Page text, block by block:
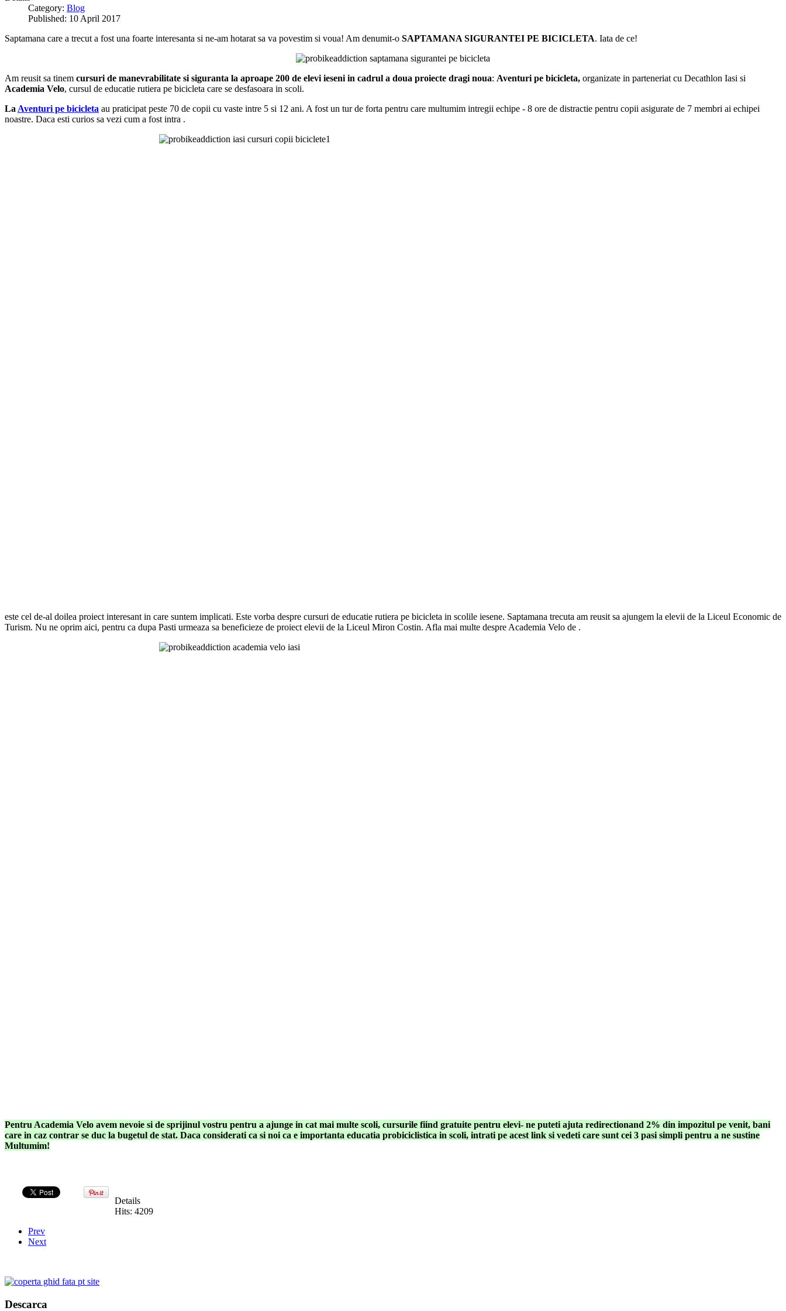
Category: Blog
Published: 10 April 2017
Saptamana care a trecut a fost una foarte interesanta si ne-am hotarat sa va povestim si voua! Am denumit-o SAPTAMANA SIGURANTEI PE BICICLETA. Iata de ce!
Am reusit sa tinem cursuri de manevrabilitate si siguranta la aproape 200 de elevi ieseni in cadrul a doua proiecte dragi noua: Aventuri pe bicicleta, organizate in parteneriat cu Decathlon Iasi si
Academia Velo, cursul de educatie rutiera pe bicicleta care se desfasoara in scoli.
La Aventuri pe bicicleta au praticipat peste 70 de copii cu vaste intre 5 si 12 ani. A fost un tur de forta pentru care multumim intregii echipe - 8 ore de distractie pentru copii asigurate de 7 membri ai echipei
noastre. Daca esti curios sa vezi cum a fost intra .
este cel de-al doilea proiect interesant in care suntem implicati. Este vorba despre cursuri de educatie rutiera pe bicicleta in scolile iesene. Saptamana trecuta am reusit sa ajungem la elevii de la Liceul Economic de
Turism. Nu ne oprim aici, pentru ca dupa Pasti urmeaza sa beneficieze de proiect elevii de la Liceul Miron Costin. Afla mai multe despre Academia Velo de .
Pentru Academia Velo avem nevoie si de sprijinul vostru pentru a ajunge in cat mai multe scoli, cursurile fiind gratuite pentru elevi- ne puteti ajuta redirectionand 2% din impozitul pe venit, bani
care in caz contrar se duc la bugetul de stat. Daca considerati ca si noi ca e importanta educatia probiciclistica in scoli, intrati pe acest link si vedeti care sunt cei 3 pasi simpli pentru a ne sustine
Multumim!
Details
Hits: 4209
Prev
Next
Descarca